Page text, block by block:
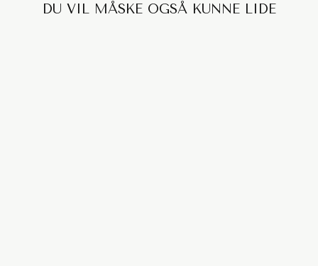
DU VIL MÅSKE OGSÅ KUNNE LIDE